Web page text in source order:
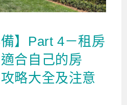
備】Part 4－租房
合自己的房
略大全及注意